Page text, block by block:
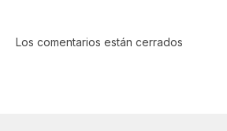
Los comentarios están cerrados